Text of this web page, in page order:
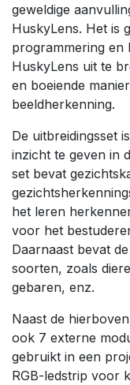
geweldige
HuskyLens. Het is
programmering en
HuskyLens uit te
en boeiende
beeldherkenning.
De uitbreidingsset
inzicht te geven in
set bevat
het leren
voor het
Daarnaast bevat
soorten, zoals
gebaren, enz.
Naast de
ook 7 externe
gebruikt in een
RGB-ledstrip voor